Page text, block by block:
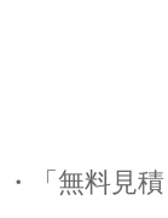
「無料見